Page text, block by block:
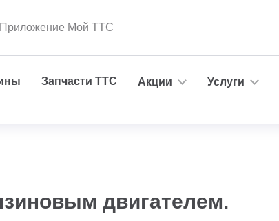
Приложение Мой ТТС
Запчасти ТТС Акции Услуги
двигателем.